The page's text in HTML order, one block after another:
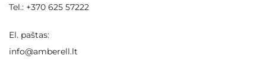
Tel.: +370 625 57222
El. paštas:
info@amberell.lt